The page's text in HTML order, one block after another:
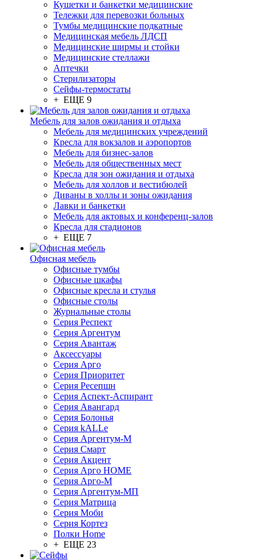
Кушетки и банкетки медицинские
Тележки для перевозки больных
Тумбы медицинские подкатные
Медицинская мебель ЛДСП
Медицинские ширмы и стойки
Медицинские стеллажи
Аптечки
Стерилизаторы
Сейфы-термостаты
+ ЕЩЕ 9
Мебель для залов ожидания и отдыха
Мебель для медицинских учреждений
Кресла для вокзалов и аэропортов
Мебель для бизнес-залов
Мебель для общественных мест
Кресла для зон ожидания и отдыха
Мебель для холлов и вестибюлей
Диваны в холлы и зоны ожидания
Лавки и банкетки
Мебель для актовых и конференц-залов
Кресла для стадионов
+ ЕЩЕ 7
Офисная мебель
Офисные тумбы
Офисные шкафы
Офисные кресла и стулья
Офисные столы
Журнальные столы
Серия Респект
Серия Аргентум
Серия Авантаж
Аксессуары
Серия Арго
Серия Приоритет
Серия Ресепшн
Серия Аспект-Аспирант
Серия Авангард
Серия Болонья
Серия kALLe
Серия Аргентум-М
Серия Смарт
Серия Акцент
Серия Арго HOME
Серия Арго-М
Серия Аргентум-МП
Серия Матрица
Серия Моби
Серия Кортез
Полки Home
+ ЕЩЕ 23